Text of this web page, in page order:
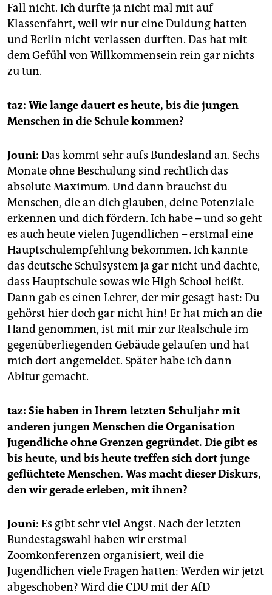
Fall nicht. Ich durfte ja nicht mal mit auf
Klassenfahrt, weil wir nur eine Duldung hatten
und Berlin nicht verlassen durften. Das hat mit
dem Gefühl von Willkommensein rein gar nichts
zu tun.
taz: Wie lange dauert es heute, bis die jungen
Menschen in die Schule kommen?
Jouni: Das kommt sehr aufs Bundesland an. Sechs
Monate ohne Beschulung sind rechtlich das
absolute Maximum. Und dann brauchst du
Menschen, die an dich glauben, deine Potenziale
erkennen und dich fördern. Ich habe – und so geht
es auch heute vielen Jugendlichen – erstmal eine
Hauptschulempfehlung bekommen. Ich kannte
das deutsche Schulsystem ja gar nicht und dachte,
dass Hauptschule sowas wie High School heißt.
Dann gab es einen Lehrer, der mir gesagt hast: Du
gehörst hier doch gar nicht hin! Er hat mich an die
Hand genommen, ist mit mir zur Realschule im
gegenüberliegenden Gebäude gelaufen und hat
mich dort angemeldet. Später habe ich dann
Abitur gemacht.
taz: Sie haben in Ihrem letzten Schuljahr mit
anderen jungen Menschen die Organisation
Jugendliche ohne Grenzen gegründet. Die gibt es
bis heute, und bis heute treffen sich dort junge
geflüchtete Menschen. Was macht dieser Diskurs,
den wir gerade erleben, mit ihnen?
Jouni: Es gibt sehr viel Angst. Nach der letzten
Bundestagswahl haben wir erstmal
Zoomkonferenzen organisiert, weil die
Jugendlichen viele Fragen hatten: Werden wir jetzt
abgeschoben? Wird die CDU mit der AfD